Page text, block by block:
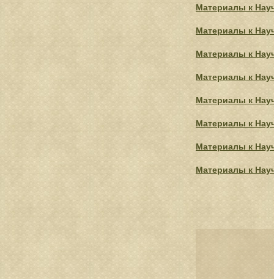
Материалы к
Материалы к
Материалы к
Материалы к
Материалы к
Материалы к
Материалы к
Материалы к